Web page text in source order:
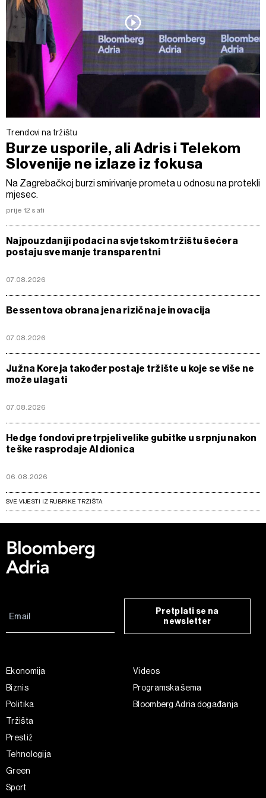
Trendovi na tržištu
Burze usporile, ali Adris i Telekom
Slovenije ne izlaze iz fokusa
Na Zagrebačkoj burzi smirivanje prometa u odnosu na protekli
mjesec.
prije 12 sati
Najpouzdaniji podaci na svjetskom tržištu šećera
postaju sve manje transparentni
07.08.2026
Bessentova obrana jena rizična je inovacija
07.08.2026
Južna Koreja također postaje tržište u koje se više ne
može ulagati
07.08.2026
Hedge fondovi pretrpjeli velike gubitke u srpnju nakon
teške rasprodaje AI dionica
06.08.2026
SVE VIJESTI IZ RUBRIKE TRŽIŠTA
Pretplati se na
newsletter
Ekonomija
Biznis
Politika
Tržišta
Prestiž
Tehnologija
Green
Sport
Videos
Programska šema
Bloomberg Adria događanja